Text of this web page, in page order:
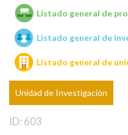
Unidades de
Listado general de
Listado general de
Listado general de
Unidad de Investigación
ID: 603